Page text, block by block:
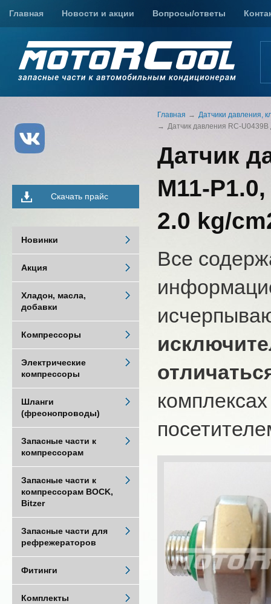
Главная Новости и акции Вопросы/ответы
Главная
Датчики давления,
Датчик давления RC-
Датчик
M11-
2.0 kg/
Все
Скачать прайс
Новинки
Акция
Хладон, масла,
добавки
Компрессоры
Электрические
компрессоры
Шланги
(фреонопроводы)
Запасные части к
компрессорам
Запасные части к
компрессорам BOCK,
Bitzer
Запасные части для
рефрежераторов
Фитинги
Комплекты